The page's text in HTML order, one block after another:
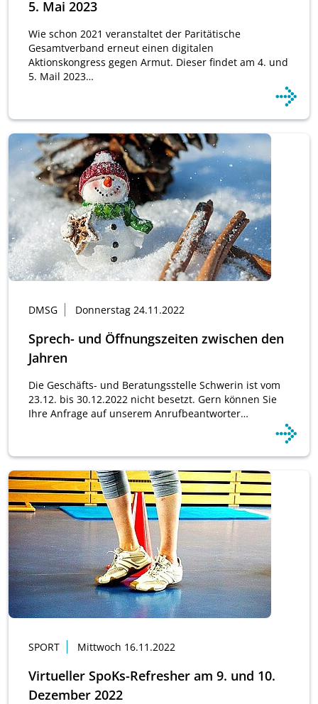
5. Mai 2023
Wie schon 2021 veranstaltet der Paritätische
Gesamtverband erneut einen digitalen
Aktionskongress gegen Armut. Dieser findet am 4. und
5. Mail 2023…
DMSG Donnerstag 24.11.2022
Sprech- und Öffnungszeiten zwischen den
Jahren
Die Geschäfts- und Beratungsstelle Schwerin ist vom
23.12. bis 30.12.2022 nicht besetzt. Gern können Sie
Ihre Anfrage auf unserem Anrufbeantworter…
SPORT Mittwoch 16.11.2022
Virtueller SpoKs-Refresher am 9. und 10.
Dezember 2022